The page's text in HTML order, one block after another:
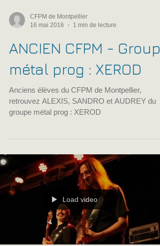
Load video
ANCIEN CFPM - Groupe
métal prog : XEROD
Anciens élèves du CFPM de Montpellier,
retrouvez ALEXIS, SANDRO et AUDREY du
groupe métal prog : XEROD